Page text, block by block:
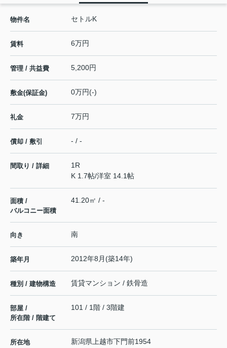
物件名 セトルK
賃料 6万円
管理 / 共益費 5,200円
敷金(保証金) 0万円(-)
礼金 7万円
償却 / 敷引 - / -
間取り / 詳細
1R
K 1.7帖/洋室 14.1帖
面積 /
バルコニー面積
41.20㎡ / -
向き 南
築年月 2012年8月(築14年)
種別 / 建物構造 賃貸マンション / 鉄骨造
部屋 /
所在階 / 階建て
101 / 1階 / 3階建
所在地 新潟県 上越市下門前1954